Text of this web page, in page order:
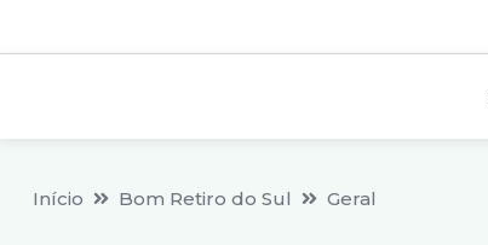
Início Bom Retiro do Sul Geral